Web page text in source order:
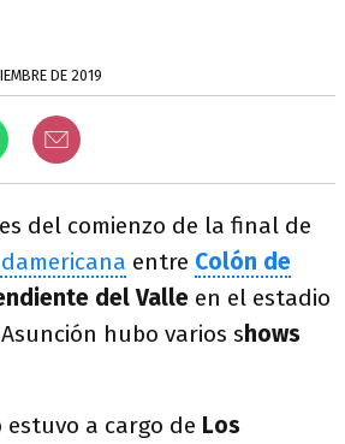
DE 2019
del comienzo de la final de
entre Colón de
del Valle en el estadio
hubo varios s hows
estuvo a cargo de Los